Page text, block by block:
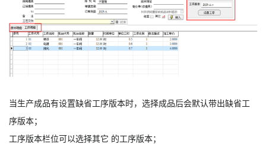
当生产成品有设置缺省工序版本时，选择成品后会默认带出缺省工
序版本；
工序版本栏位可以选择其它 的工序版本；